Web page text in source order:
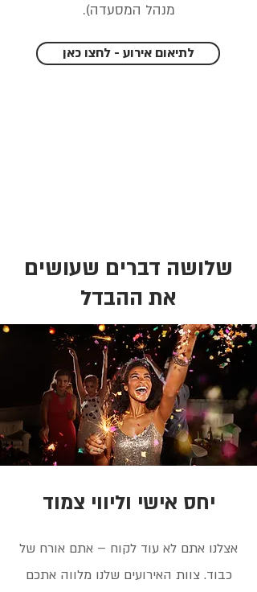
מנהל המסעדה).
לתיאום אירוע - לחצו כאן
שלושה דברים שעושים
את ההבדל
יחס אישי וליווי צמוד
אצלנו אתם לא עוד לקוח – אתם אורח של
כבוד. צוות האירועים שלנו מלווה אתכם